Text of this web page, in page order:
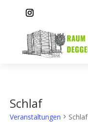
Schlaf
Veranstaltungen Schlaf